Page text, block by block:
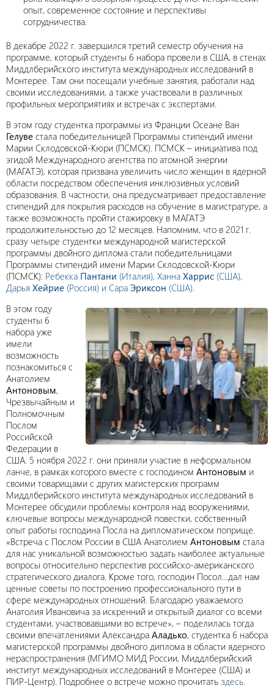
опыт, современное состояние и перспективы
сотрудничества.
В декабре 2022 г. завершился третий семестр обучения на
программе, который студенты 6 набора провели в США, в стенах
Миддлберийского института международных исследований в
Монтерее. Там они посещали учебные занятия, работали над
своими исследованиями, а также участвовали в различных
профильных мероприятиях и встречах с экспертами.
В этом году студентка программы из Франции Осеане Ван
Гелуве стала победительницей Программы стипендий имени
Марии Склодовской-Кюри (ПСМСК). ПСМСК – инициатива под
эгидой Международного агентства по атомной энергии
(МАГАТЭ), которая призвана увеличить число женщин в ядерной
области посредством обеспечения инклюзивных условий
образования. В частности, она предусматривает предоставление
стипендий для покрытия расходов на обучение в магистратуре, а
также возможность пройти стажировку в МАГАТЭ
продолжительностью до 12 месяцев. Напомним, что в 2021 г.
сразу четыре студентки международной магистерской
программы двойного диплома стали победительницами
Программы стипендий имени Марии Склодовской-Кюри
(ПСМСК): Ребекка Пантани (Италия), Ханна Харрис (США),
Дарья Хейрие (Россия) и Сара Эриксон (США).
В этом году
студенты 6
набора уже
имели
возможность
познакомиться с
Анатолием
Антоновым,
Чрезвычайным и
Полномочным
Послом
Российской
Федерации в
США. 5 ноября 2022 г. они приняли участие в неформальном
ланче, в рамках которого вместе с господином Антоновым и
своими товарищами с других магистерских программ
Миддлберийского института международных исследований в
Монтерее обсудили проблемы контроля над вооружениями,
ключевые вопросы международной повестки, собственный
опыт работы господина Посла на дипломатическом поприще.
«Встреча с Послом России в США Анатолием Антоновым стала
для нас уникальной возможностью задать наиболее актуальные
вопросы относительно перспектив российско-американского
стратегического диалога. Кроме того, господин Посол…дал нам
ценные советы по построению профессионального пути в
сфере международных отношений. Благодарю уважаемого
Анатолия Ивановича за искренний и открытый диалог со всеми
студентами, участвовавшими во встрече», – поделилась тогда
своими впечатлениями Александра Аладько, студентка 6 набора
магистерской программы двойного диплома в области ядерного
нераспространения (МГИМО МИД России, Миддлберийский
институт международных исследований в Монтерее (США) и
ПИР-Центр). Подробнее о встрече можно прочитать здесь.